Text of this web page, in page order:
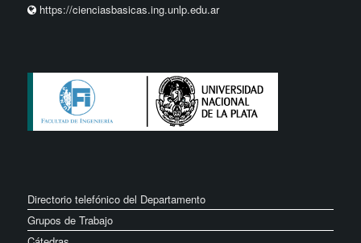
https://cienciasbasicas.ing.unlp.edu.ar
Directorio telefónico del Departamento
Grupos de Trabajo